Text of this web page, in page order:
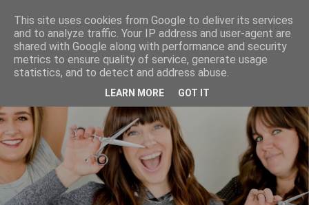
HairCut.gr
This site uses cookies from Google to deliver its services
and to analyze traffic. Your IP address and user-agent are
shared with Google along with performance and security
metrics to ensure quality of service, generate usage
statistics, and to detect and address abuse.
LEARN MORE GOT IT